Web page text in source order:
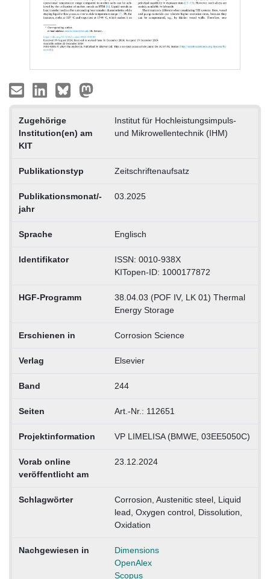
Zugehörige
Institution(en) am
KIT
Institut für Hochleistungsimpuls-
und Mikrowellentechnik (IHM)
Publikationstyp Zeitschriftenaufsatz
Publikationsmonat/-
jahr
03.2025
Sprache Englisch
Identifikator
ISSN: 0010-938X
KITopen-ID: 1000177872
HGF-Programm
38.04.03 (POF IV, LK 01) Thermal
Energy Storage
Erschienen in Corrosion Science
Verlag Elsevier
Band 244
Seiten Art.-Nr.: 112651
Projektinformation VP LIMELISA (BMWE, 03EE5050C)
Vorab online
veröffentlicht am
23.12.2024
Schlagwörter
Corrosion, Austenitic steel, Liquid
lead, Oxygen control, Dissolution,
Oxidation
Nachgewiesen in
Dimensions
OpenAlex
Scopus